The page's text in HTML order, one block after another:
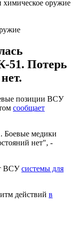
51. Потерь
позиции ВСУ
сообщает
Боевые медики
нет", -
ВСУсистемы для
действий в